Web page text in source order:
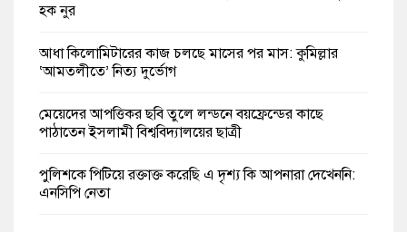
হক নুর
আধা কিলোমিটারের কাজ চলছে মাসের পর মাস: কুমিল্লার
‘আমতলীতে’ নিত্য দুর্ভোগ
মেয়েদের আপত্তিকর ছবি তুলে লন্ডনে বয়ফ্রেন্ডের কাছে
পাঠাতেন ইসলামী বিশ্ববিদ্যালয়ের ছাত্রী
পুলিশকে পিটিয়ে রক্তাক্ত করেছি এ দৃশ্য কি আপনারা দেখেননি:
এনসিপি নেতা